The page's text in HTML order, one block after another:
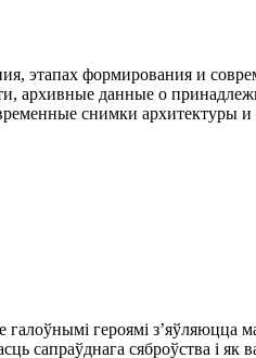
этапах формирования и
архивные данные о
снимки архитектуры
героямі з’яўляюцца
сапраўднага сяброўства